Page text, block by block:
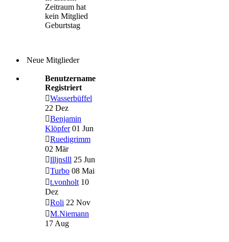
Zeitraum hat
kein Mitglied
Geburtstag
Neue Mitglieder
Benutzername
Registriert
Wasserbüffel
22 Dez
Benjamin
Klöpfer 01 Jun
Ruedigrimm
02 Mär
llljnslll 25 Jun
Turbo 08 Mai
t.vonholt 10
Dez
Roli 22 Nov
M.Niemann
17 Aug